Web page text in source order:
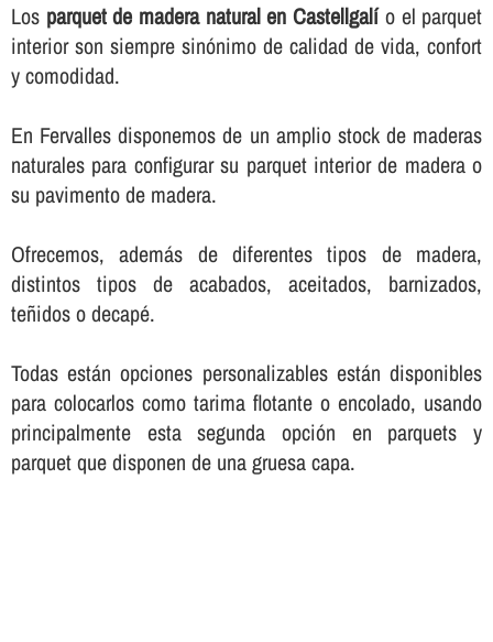
Los parquet de madera natural en Castellgalío el parquet
interior son siempre sinónimo de calidad de vida, confort
y comodidad.
En Fervalles disponemos de un amplio stock de maderas
naturales para configurar su parquet interior de madera o
su pavimento de madera.
Ofrecemos, además de diferentes tipos de madera,
distintos tipos de acabados, aceitados, barnizados,
teñidos o decapé.
Todas están opciones personalizables están disponibles
para colocarlos como tarima flotante o encolado, usando
principalmente esta segunda opción en parquets y
parquet que disponen de una gruesa capa.